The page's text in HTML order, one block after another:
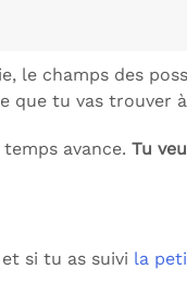
le champs des
que tu vas trouver à
avance. Tu
si tu as suivi la